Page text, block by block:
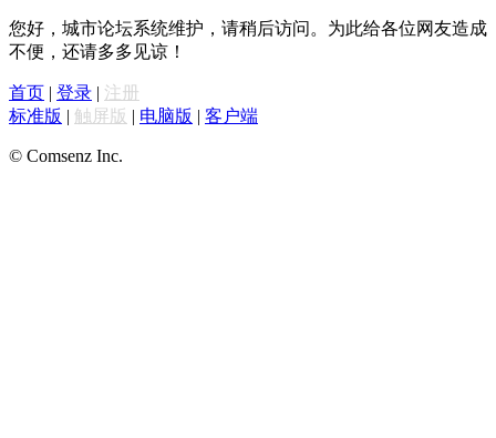
您好，城市论坛系统维护，请稍后访问。为此给各位网友造成
不便，还请多多见谅！
首页 | 登录 | 注册
标准版 | 触屏版 | 电脑版 | 客户端
© Comsenz Inc.